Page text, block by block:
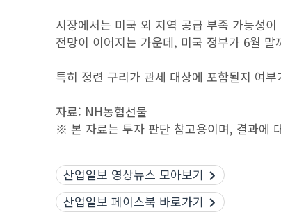
시장에서는 미국 외 지역 공급 부족 가능성
전망이 이어지는 가운데, 미국 정부가 6월
특히 정련 구리가 관세 대상에 포함될지 여
자료: NH농협선물
※ 본 자료는 투자 판단 참고용이며, 결과에
산업일보 영상뉴스 모아보기
산업일보 페이스북 바로가기